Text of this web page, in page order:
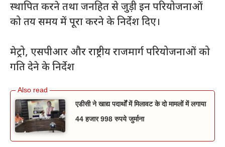
स्थापित करने तथा जनहित से जुड़ी इन परियोजनाओं
को तय समय में पूरा करने के निर्देश दिए।
मेट्रो, एसपीआर और राष्ट्रीय राजमार्ग परियोजनाओं को
गति देने के निर्देश
एडीसी ने खाद्य पदार्थों में मिलावट के दो मामलों में लगाया
44 हजार 998 रुपये जुर्माना